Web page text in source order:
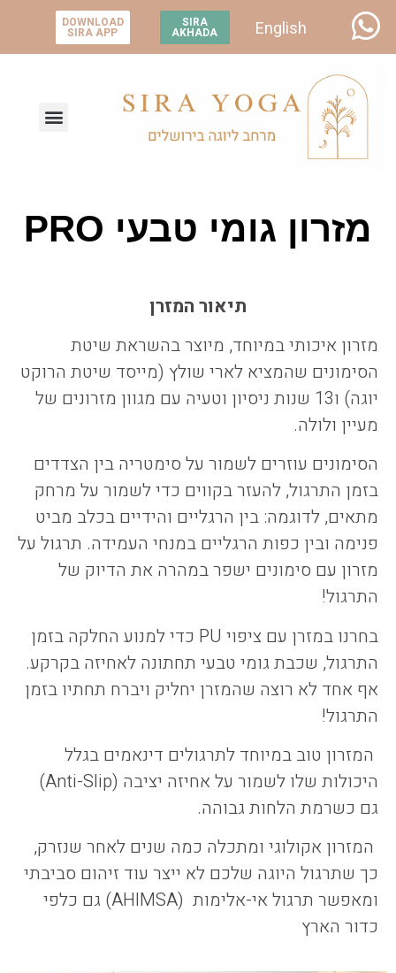
English
SIRA
AKHADA
DOWNLOAD
SIRA APP
מזרון גומי טבעי PRO
תיאור המזרן
מזרון איכותי במיוחד, מיוצר בהשראת שיטת
הסימונים שהמציא לארי שולץ (מייסד שיטת הרוקט
יוגה) ו13 שנות ניסיון וטעיה עם מגוון מזרונים של
מעיין ולולה.
הסימונים עוזרים לשמור על סימטריה בין הצדדים
בזמן התרגול, להעזר בקווים כדי לשמור על מרחק
מתאים, לדוגמה: בין הרגליים והידיים בכלב מביט
פנימה ובין כפות הרגליים במנחי העמידה. תרגול על
מזרון עם סימונים ישפר במהרה את הדיוק של
התרגול!
בחרנו במזרן עם ציפוי PU כדי למנוע החלקה בזמן
התרגול, שכבת גומי טבעי תחתונה לאחיזה בקרקע.
אף אחד לא רוצה שהמזרן יחליק ויברח תחתיו בזמן
התרגול!
המזרון טוב במיוחד לתרגולים דינאמים בגלל
היכולות שלו לשמור על אחיזה יציבה (Anti-Slip)
גם כשרמת הלחות גבוהה.
המזרון אקולוגי ומתכלה כמה שנים לאחר שנזרק,
כך שתרגול היוגה שלכם לא ייצר עוד זיהום סביבתי
ומאפשר תרגול אי-אלימות (AHIMSA) גם כלפי
כדור הארץ